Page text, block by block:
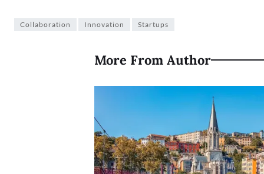
Collaboration Innovation Startups
More From Author